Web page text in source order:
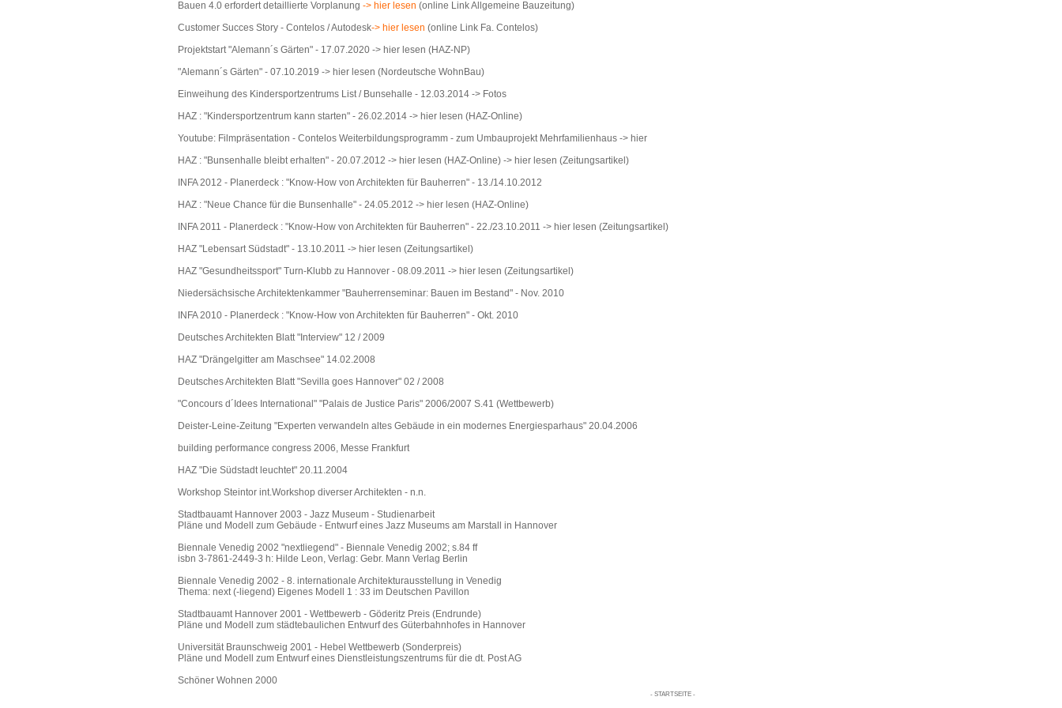
Bauen 4.0 erfordert detaillierte Vorplanung -> hier lesen (online Link Allgemeine Bauzeitung)
Customer Succes Story - Contelos / Autodesk-> hier lesen (online Link Fa. Contelos)
Projektstart "Alemann´s Gärten" - 17.07.2020 -> hier lesen (HAZ-NP)
"Alemann´s Gärten" - 07.10.2019 -> hier lesen (Nordeutsche WohnBau)
Einweihung des Kindersportzentrums List / Bunsehalle - 12.03.2014 -> Fotos
HAZ : "Kindersportzentrum kann starten" - 26.02.2014 -> hier lesen (HAZ-Online)
Youtube: Filmpräsentation - Contelos Weiterbildungsprogramm - zum Umbauprojekt Mehrfamilienhaus -> hier
HAZ : "Bunsenhalle bleibt erhalten" - 20.07.2012 -> hier lesen (HAZ-Online) -> hier lesen (Zeitungsartikel)
INFA 2012 - Planerdeck : "Know-How von Architekten für Bauherren" - 13./14.10.2012
HAZ : "Neue Chance für die Bunsenhalle" - 24.05.2012 -> hier lesen (HAZ-Online)
INFA 2011 - Planerdeck : "Know-How von Architekten für Bauherren" - 22./23.10.2011 -> hier lesen (Zeitungsartikel)
HAZ "Lebensart Südstadt" - 13.10.2011 -> hier lesen (Zeitungsartikel)
HAZ "Gesundheitssport" Turn-Klubb zu Hannover - 08.09.2011 -> hier lesen (Zeitungsartikel)
Niedersächsische Architektenkammer "Bauherrenseminar: Bauen im Bestand" - Nov. 2010
INFA 2010 - Planerdeck : "Know-How von Architekten für Bauherren" - Okt. 2010
Deutsches Architekten Blatt "Interview" 12 / 2009
HAZ "Drängelgitter am Maschsee" 14.02.2008
Deutsches Architekten Blatt "Sevilla goes Hannover" 02 / 2008
"Concours d´Idees International" "Palais de Justice Paris" 2006/2007 S.41 (Wettbewerb)
Deister-Leine-Zeitung "Experten verwandeln altes Gebäude in ein modernes Energiesparhaus" 20.04.2006
building performance congress 2006, Messe Frankfurt
HAZ "Die Südstadt leuchtet" 20.11.2004
Workshop Steintor int.Workshop diverser Architekten - n.n.
Stadtbauamt Hannover 2003 - Jazz Museum - Studienarbeit
Pläne und Modell zum Gebäude - Entwurf eines Jazz Museums am Marstall in Hannover
Biennale Venedig 2002 "nextliegend" - Biennale Venedig 2002; s.84 ff
isbn 3-7861-2449-3 h: Hilde Leon, Verlag: Gebr. Mann Verlag Berlin
Biennale Venedig 2002 - 8. internationale Architekturausstellung in Venedig
Thema: next (-liegend) Eigenes Modell 1 : 33 im Deutschen Pavillon
Stadtbauamt Hannover 2001 - Wettbewerb - Göderitz Preis (Endrunde)
Pläne und Modell zum städtebaulichen Entwurf des Güterbahnhofes in Hannover
Universität Braunschweig 2001 - Hebel Wettbewerb (Sonderpreis)
Pläne und Modell zum Entwurf eines Dienstleistungszentrums für die dt. Post AG
Schöner Wohnen 2000
- STARTSEITE -